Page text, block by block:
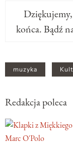
Dziękujemy,
końca. Bądź
muzyka
Redakcja poleca
Marc O'Polo